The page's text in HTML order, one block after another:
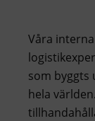
Våra
som byggts
hela